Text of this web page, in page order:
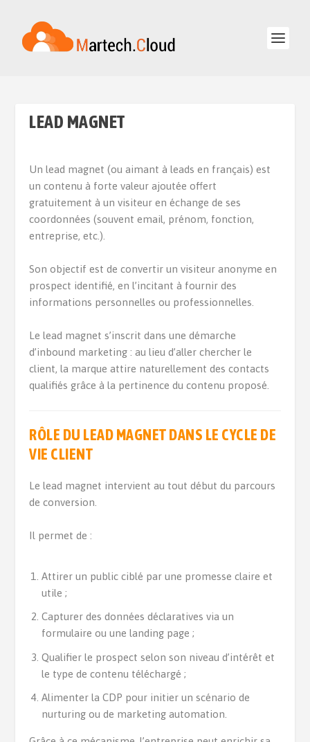
LEAD MAGNET
Un lead magnet (ou aimant à leads en français) est
un contenu à forte valeur ajoutée offert
gratuitement à un visiteur en échange de ses
coordonnées (souvent email, prénom, fonction,
entreprise, etc.).
Son objectif est de convertir un visiteur anonyme en
prospect identifié, en l’incitant à fournir des
informations personnelles ou professionnelles.
Le lead magnet s’inscrit dans une démarche
d’inbound marketing : au lieu d’aller chercher le
client, la marque attire naturellement des contacts
qualifiés grâce à la pertinence du contenu proposé.
RÔLE DU LEAD MAGNET DANS LE CYCLE DE
VIE CLIENT
Le lead magnet intervient au tout début du parcours
de conversion.
Il permet de :
Attirer un public ciblé par une promesse claire et
utile ;
Capturer des données déclaratives via un
formulaire ou une landing page ;
Qualifier le prospect selon son niveau d’intérêt et
le type de contenu téléchargé ;
Alimenter la CDP pour initier un scénario de
nurturing ou de marketing automation.